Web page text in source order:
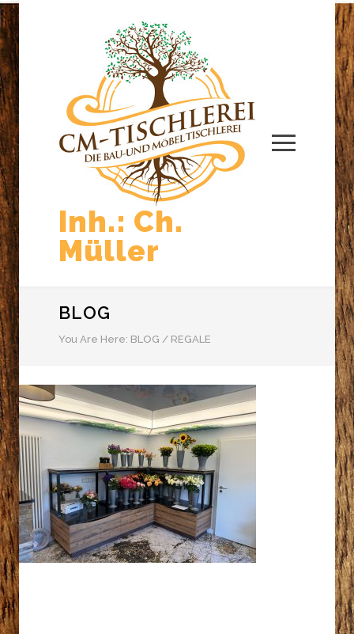
Inh.: Ch.
Müller
BLOG
You Are Here: BLOG / REGALE